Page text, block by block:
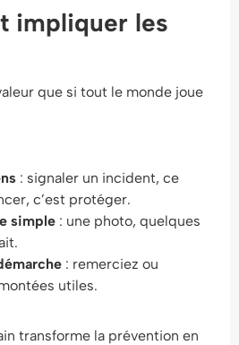
impliquer les
que si tout le monde joue
: signaler un incident, ce
c’est protéger.
simple : une photo, quelques
: remerciez ou
utiles.
transforme la prévention en